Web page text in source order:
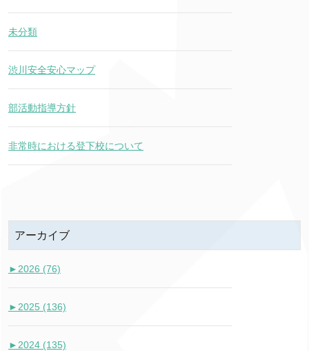
未分類
渋川安全安心マップ
部活動指導方針
非常時における登下校について
アーカイブ
► 2026 (76)
► 2025 (136)
► 2024 (135)